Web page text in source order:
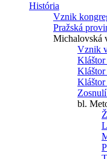
História
Vznik
Pražská
Michalovská
Vznik
Kláštor
bl.